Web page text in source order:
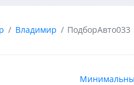
Владимир ПодборАвто033